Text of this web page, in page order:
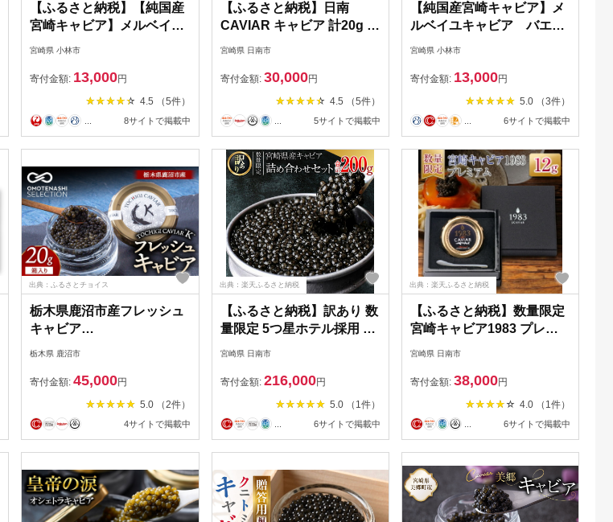
【ふるさと納税】【純国産
宮崎キャビア】メルベイユ
キャビア バエリ＜10g：
宮崎県 小林市
寄付金額: 13,000円
4.5 （5件）
8サイトで掲載中
【ふるさと納税】日南
CAVIAR キャビア 計20g 魚
卵 黒いダイヤ チョウザメ
品 人気 高級 上質 贅沢 高級
希少 三大珍味 水産物 おつ
まみ ご褒美 記念日 お祝い
パーティー 贈り物 ギフト
プレゼント お取り寄せ グ
ルメ おすすめ 宮崎県 送料
無料
宮崎県 日南市
寄付金額: 30,000円
4.5 （5件）
5サイトで掲載中
【純国産宮崎キャビア】メ
ルベイユキャビア バエリ
<10g：冷凍タイプ>
宮崎県 小林市
寄付金額: 13,000円
5.0 （3件）
6サイトで掲載中
出典：ふるさとチョイス
栃木県鹿沼市産フレッシュ
キャビア
TOCHIGICAVIAR「K」
ン2026年受賞】 ｜ 国産 キ
ャビア チョウザメ 魚卵 高
級 グルメ 魚介 お祝い 記念
日 冷凍 珍味
栃木県 鹿沼市
寄付金額:45,000円
5.0 （2件）
4サイトで掲載中
出典：楽天ふるさと納税
【ふるさと納税】訳あり 数
量限定 5つ星ホテル採用 宮
崎県産 キャビア 詰め合わ
介 魚貝 国産 熟成 新鮮 高級
希少 食品 三大珍味 黒いダ
イヤ おすすめ 水産物 おつ
まみ ご褒美 お祝い 記念日
パーティー 日南市 送料無
料
宮崎県 日南市
寄付金額: 216,000円
5.0 （1件）
6サイトで掲載中
出典：楽天ふるさと納税
【ふるさと納税】数量限定
宮崎キャビア1983 プレミ
アム 12g 魚卵 魚介 魚貝 国
いダイヤ 大粒 最高級 贅沢
上品 おすすめ ギフト プレ
ゼント 贈答 贈り物 パーテ
ィー おもてなし ご褒美 お
祝い 記念日 日南市 送料無
料
宮崎県 日南市
寄付金額: 38,000円
4.0 （1件）
6サイトで掲載中